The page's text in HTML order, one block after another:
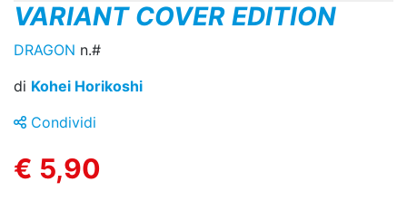
VARIANT COVER EDITION
DRAGON n.#
di Kohei Horikoshi
Condividi
€ 5,90